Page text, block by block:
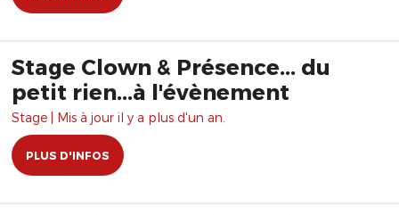
Stage Clown & Présence... du
petit rien...à l'évènement
Stage | Mis à jour il y a plus d'un an.
PLUS D'INFOS